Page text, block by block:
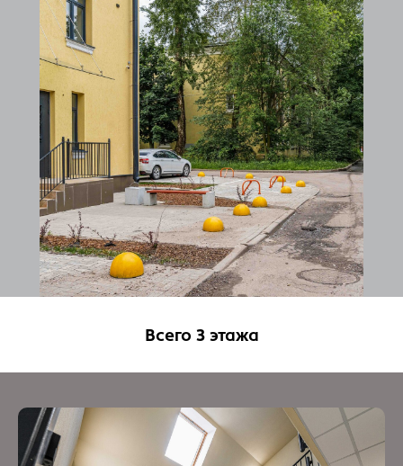
Всего 3 этажа
Об объектах
Скачать каталог
Ведущие эксперты
Наши услуги
О компании
Квартиры с театральными гостинными
Сити-виллы и двухуровневые квартиры
Резиденции с видовыми террасами
ул. Малая Морская, 15/7, оф.7
Санкт-Петербург